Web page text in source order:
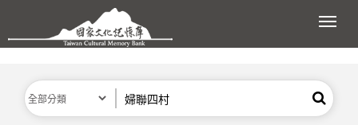
跳到主要內容區塊
展
分類 搜尋